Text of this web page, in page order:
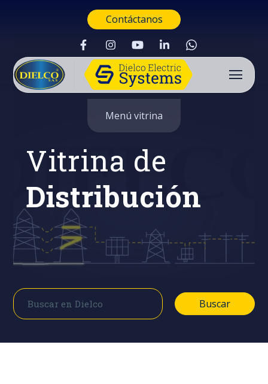
Contáctanos
Buscar
Menú vitrina
Vitrina de
Distribución
Buscar
Buscar